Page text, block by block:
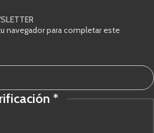
navegador para completar este
*